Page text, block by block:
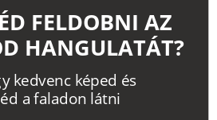
y kedvenc képed és
éd a faladon látni
FELDOBNI AZ
HANGULATÁT?